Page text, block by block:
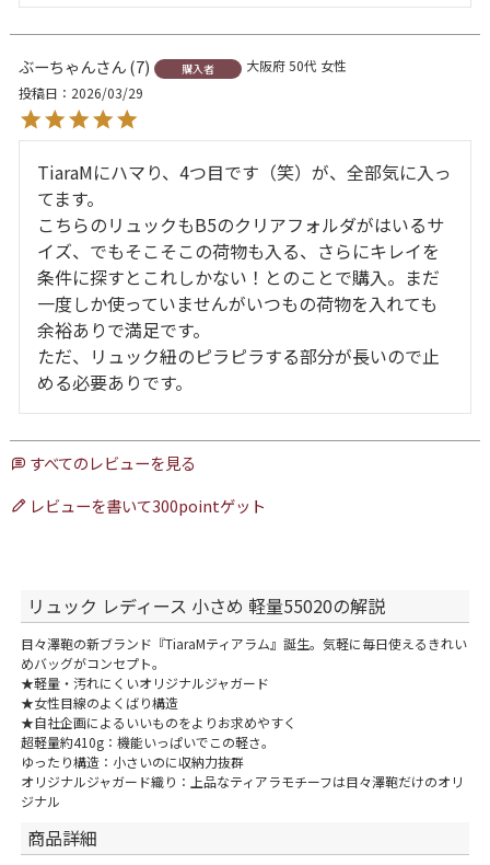
ぶーちゃん 7 購入者 大阪府50代 女性
投稿日
2026/03/29
TiaraMにハマり、4つ目です（笑）が、全部気に入っ
てます。
こちらのリュックもB5のクリアフォルダがはいるサ
イズ、でもそこそこの荷物も入る、さらにキレイを
条件に探すとこれしかない！とのことで購入。まだ
一度しか使っていませんがいつもの荷物を入れても
余裕ありで満足です。
ただ、リュック紐のピラピラする部分が長いので止
める必要ありです。
すべてのレビューを見る
レビューを書いて300pointゲット
リュック レディース 小さめ 軽量55020の解説
目々澤鞄の新ブランド『TiaraMティアラム』誕生。気軽に毎日使えるきれい
めバッグがコンセプト。
★軽量・汚れにくいオリジナルジャガード
★女性目線のよくばり構造
★自社企画によるいいものをよりお求めやすく
超軽量約410g：機能いっぱいでこの軽さ。
ゆったり構造：小さいのに収納力抜群
オリジナルジャガード織り：上品なティアラモチーフは目々澤鞄だけのオリ
ジナル
商品詳細